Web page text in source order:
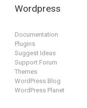
Wordpress
Documentation
Plugins
Suggest Ideas
Support Forum
Themes
WordPress Blog
WordPress Planet